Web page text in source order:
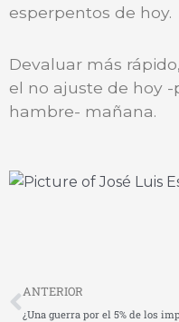
esperpentos de hoy.
Devaluar más
el no ajuste de hoy
hambre- mañana.
Prev
ANTERIOR